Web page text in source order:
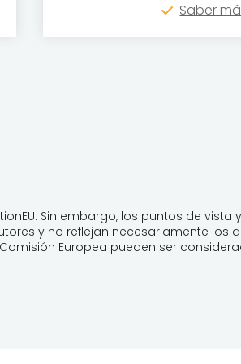
Saber
Sin embargo, los puntos de vista
y no reflejan necesariamente los
Europea pueden ser